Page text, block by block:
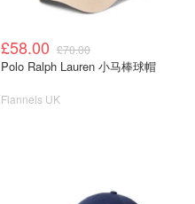
£58.00 £70.00
Polo Ralph Lauren 小马棒球帽
Flannels UK